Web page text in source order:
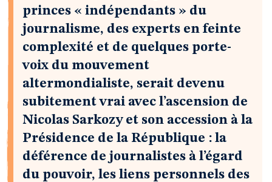
princes « indépendants » du
journalisme, des experts en feinte
complexité et de quelques porte-
voix du mouvement
altermondialiste, serait devenu
subitement vrai avec l’ascension de
Nicolas Sarkozy et son accession à la
Présidence de la République : la
déférence de journalistes à l’égard
du pouvoir, les liens personnels des